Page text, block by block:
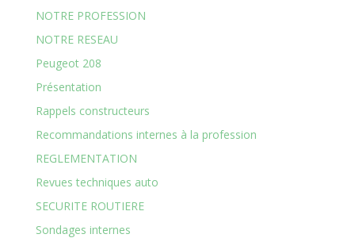
NOTRE PROFESSION
NOTRE RESEAU
Peugeot 208
Présentation
Rappels constructeurs
Recommandations internes à la profession
REGLEMENTATION
Revues techniques auto
SECURITE ROUTIERE
Sondages internes